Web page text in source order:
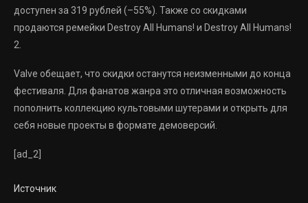
доступен за 319 рублей (–55%). Также со скидками
продаются ремейки Destroy All Humans! и Destroy All Humans!
2.
Valve обещает, что скидки останутся неизменными до конца
фестиваля. Для фанатов жанра это отличная возможность
пополнить коллекцию культовыми шутерами и открыть для
себя новые проекты в формате демоверсий.
[ad_2]
Источник